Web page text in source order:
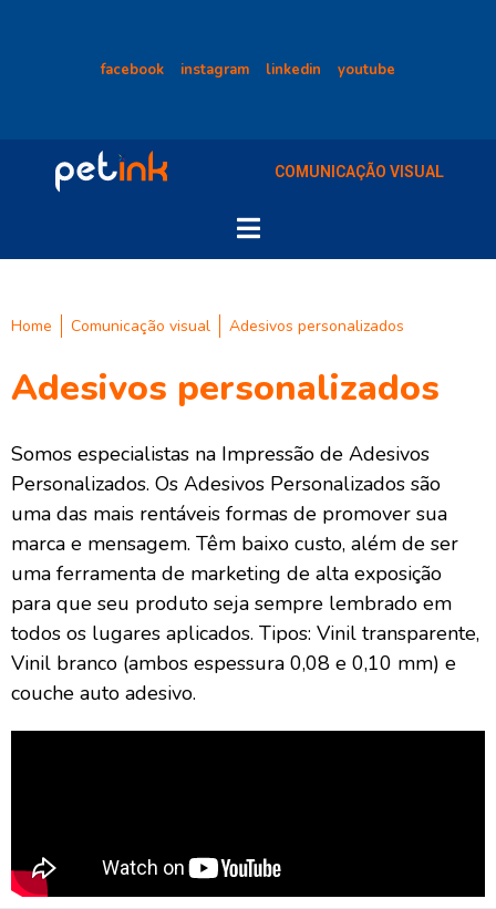
facebook instagram linkedin youtube
COMUNICAÇÃO VISUAL
Home Comunicação visual Adesivos personalizados
Adesivos personalizados
Somos especialistas na Impressão de Adesivos
Personalizados. Os Adesivos Personalizados são
uma das mais rentáveis formas de promover sua
marca e mensagem. Têm baixo custo, além de ser
uma ferramenta de marketing de alta exposição
para que seu produto seja sempre lembrado em
todos os lugares aplicados. Tipos: Vinil transparente,
Vinil branco (ambos espessura 0,08 e 0,10 mm) e
couche auto adesivo.